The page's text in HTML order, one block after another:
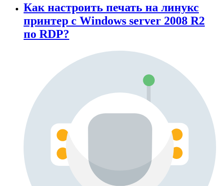
Как настроить печать на линукс
принтер с Windows server 2008 R2
по RDP?